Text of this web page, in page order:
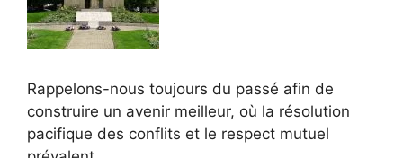
Rappelons-nous toujours du passé afin de
construire un avenir meilleur, où la résolution
pacifique des conflits et le respect mutuel